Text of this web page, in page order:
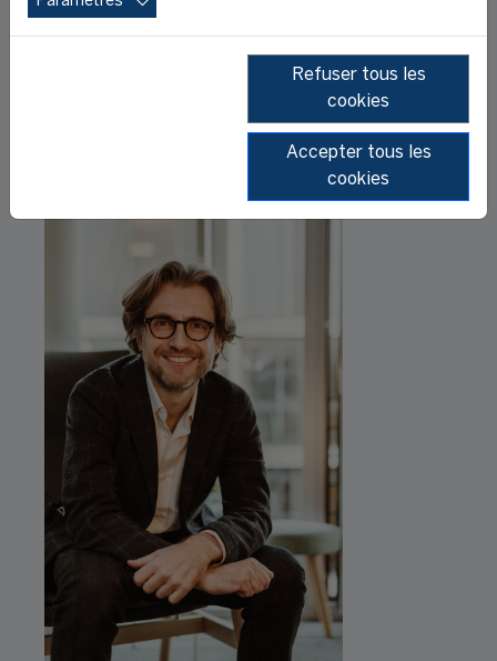
programmes worldwide, a coordination
delivery of the programmes.Refuser tous les
cookies
Accepter tous les
cookies